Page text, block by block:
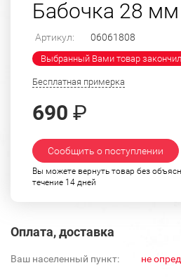
Бабочка 28 мм
Артикул: 06061808
Выбранный Вами товар
Бесплатная примерка
690 ₽
Сообщить о поступлении
Вы можете вернуть товар без
течение 14 дней
Оплата, доставка
Ваш населенный пункт: не